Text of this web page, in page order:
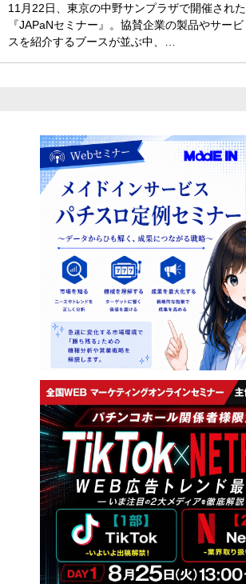
11月22日、東京の中野サンプラザで開催された
『JAPaNセミナー』。協賛企業の製品やサービ
スを紹介するブースが並ぶ中、…